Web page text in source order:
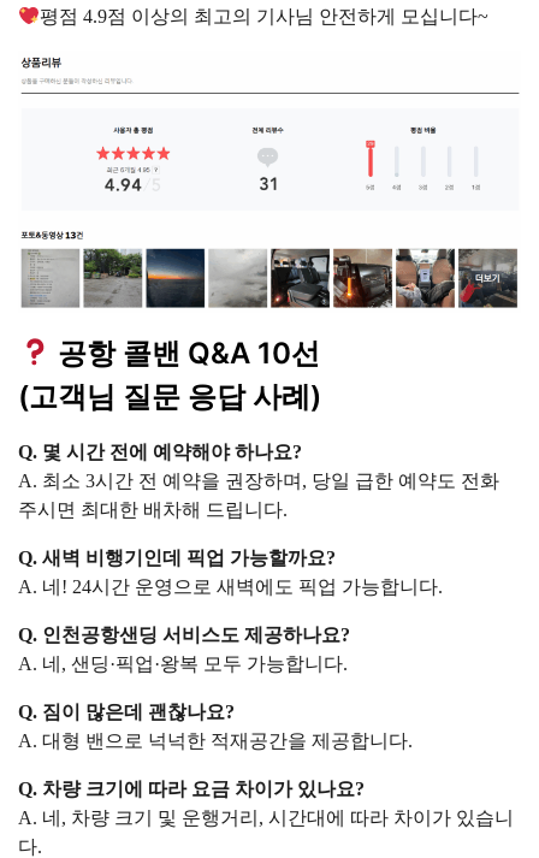
평점 4.9점 이상의 최고의 기사님 안전하게 모십니다~
공항 콜밴 Q&A 10선
(고객님 질문 응답 사례)
Q. 몇 시간 전에 예약해야 하나요?
A. 최소 3시간 전 예약을 권장하며, 당일 급한 예약도 전화
주시면 최대한 배차해 드립니다.
Q. 새벽 비행기인데 픽업 가능할까요?
A. 네! 24시간 운영으로 새벽에도 픽업 가능합니다.
Q. 인천공항샌딩 서비스도 제공하나요?
A. 네, 샌딩·픽업·왕복 모두 가능합니다.
Q. 짐이 많은데 괜찮나요?
A. 대형 밴으로 넉넉한 적재공간을 제공합니다.
Q. 차량 크기에 따라 요금 차이가 있나요?
A. 네, 차량 크기 및 운행거리, 시간대에 따라 차이가 있습니
다.